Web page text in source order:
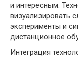
и интересным.
визуализировать
эксперименты и
дистанционное
Интеграция